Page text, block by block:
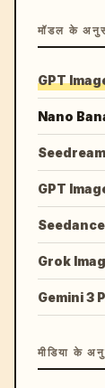
मॉडल के
GPT Image
Nano
Seedream
GPT Image
Seedance
Grok
Gemini 3
मीडिया के